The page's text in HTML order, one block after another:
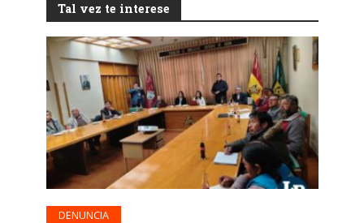
Tal vez te interese
DENUNCIA